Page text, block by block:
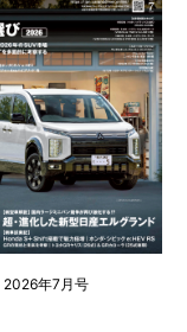
2026年7月号